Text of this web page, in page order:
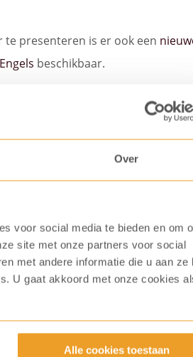
Over
voor social media te bieden en om
site met onze partners voor social
met andere informatie die u aan ze
U gaat akkoord met onze cookies
Alle cookies toestaan
presenteren is er ook een
Engels beschikbaar.
aan een bijzondere eyecatcher
te prikkelen.